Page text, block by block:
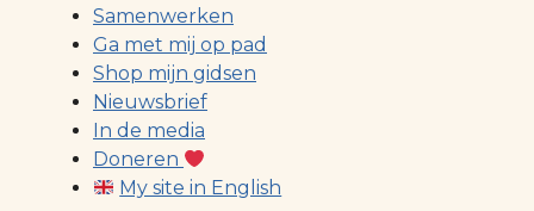
Samenwerken
Ga met mij op pad
Shop mijn gidsen
Nieuwsbrief
In de media
Doneren
My site in English